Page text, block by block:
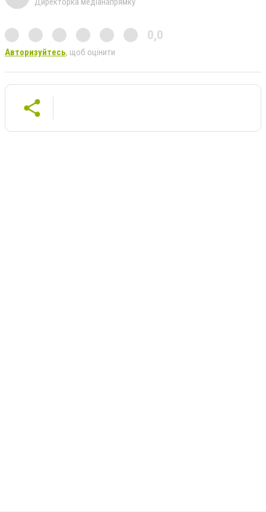
0,0
Авторизуйтесь, щоб оцінити